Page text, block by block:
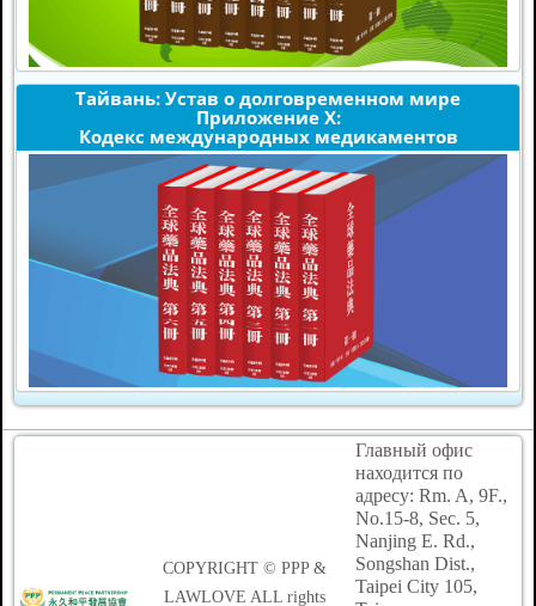
Тайвань: Устав о долговременном мире
Приложение X:
Кодекс международных медикаментов
COPYRIGHT © PPP &
LAWLOVE ALL rights
Главный офис
находится по
адресу: Rm. A, 9F.,
No.15-8, Sec. 5,
Nanjing E. Rd.,
Songshan Dist.,
Taipei City 105,